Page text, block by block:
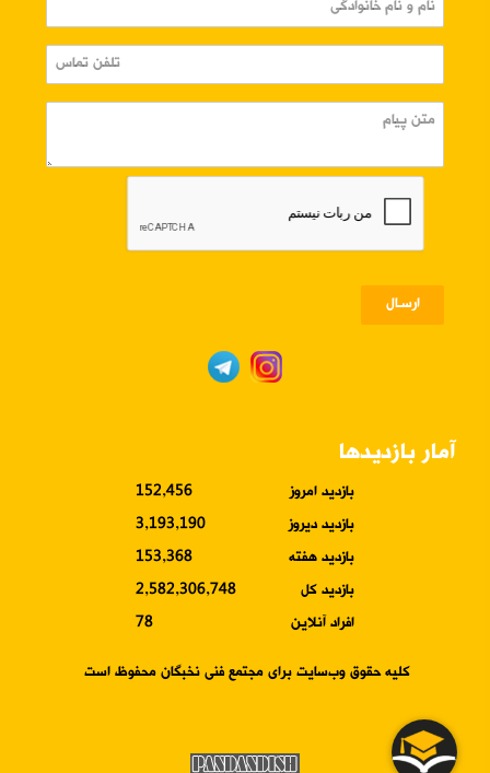
ارسـال
آمار بازدیدها
بازدید امروز
152,456
بازدید دیروز
3,193,190
بازدید هفته
153,368
بازدید کل
2,582,306,748
افراد آنلاین
78
کلیه حقوق وب‌سایت برای مجتمع فنی نخبگان محفوظ است